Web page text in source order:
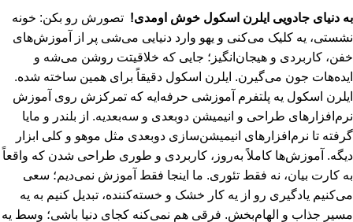
به دنیای جادویی ایلرن اسکول خوش اومدی! تصورش رو بکن: خونه
نشستی، یه کلیک می‌کنی و یهو وارد دنیایی می‌شی پر از آموزش‌های
خفن، کاربردی و هیجان‌انگیز؛ جایی که خلاقیتت روشن می‌شه و
ایده‌هات جون می‌گیرن. ایلرن اسکول دقیقاً برای همین ساخته شده.
ایلرن اسکول یه پلتفرم آموزشی حرفه‌ایه که تمرکزش روی آموزش
نرم‌افزارهای طراحی و انیمیشن دو‌بعدی و سه‌بعدیه. از بلندر و مایا
گرفته تا نرم‌افزارهای انیمیشن‌سازی دوبعدی مثل موهو و کلی ابزار
دیگه. آموزش‌ها کاملاً به‌روز، کاربردی و طوری طراحی شدن که واقعاً
به کارت بیان، نه فقط تئوری. ما اینجا فقط آموزش نمی‌دیم؛ سعی
می‌کنیم یادگیری رو از یه کار خشک و خسته‌کننده، تبدیل کنیم به یه
مسیر جذاب و الهام‌بخش. فرقی هم نمی‌کنه کجای دنیا باشی؛ وسط یه